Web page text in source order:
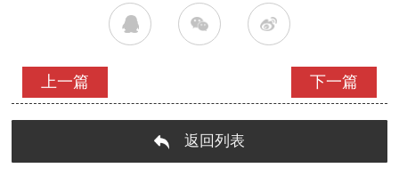
上一篇 下一篇
返回列表